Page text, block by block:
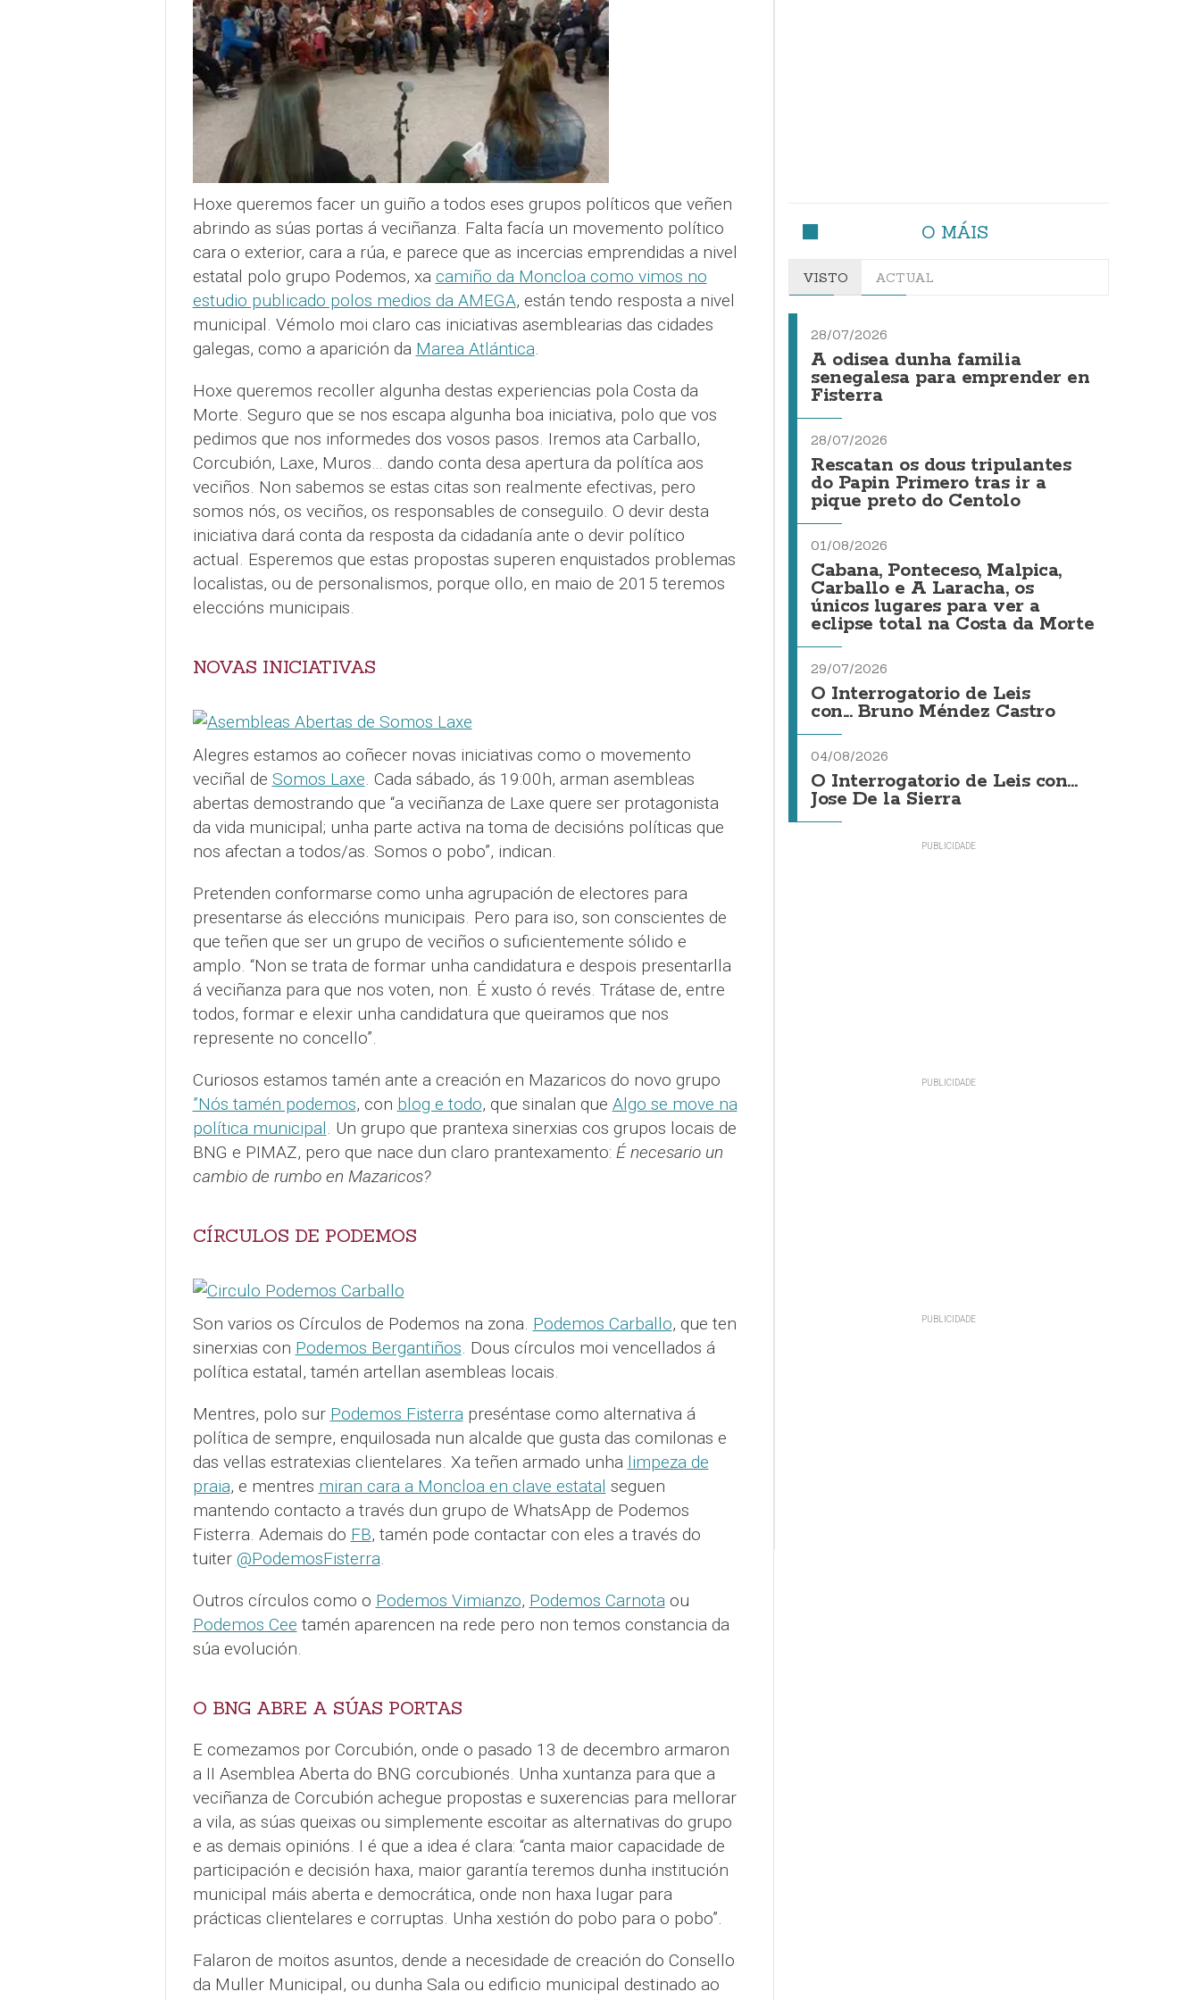
Hoxe queremos facer un guiño a todos eses grupos políticos que veñen
abrindo as súas portas á veciñanza. Falta facía un movemento político
cara o exterior, cara a rúa, e parece que as incercias emprendidas a nivel
estatal polo grupo Podemos, xa camiño da Moncloa como vimos no
estudio publicado polos medios da AMEGA, están tendo resposta a nivel
municipal. Vémolo moi claro cas iniciativas asemblearias das cidades
galegas, como a aparición da Marea Atlántica.
Hoxe queremos recoller algunha destas experiencias pola Costa da
Morte. Seguro que se nos escapa algunha boa iniciativa, polo que vos
pedimos que nos informedes dos vosos pasos. Iremos ata Carballo,
Corcubión, Laxe, Muros… dando conta desa apertura da polítíca aos
veciños. Non sabemos se estas citas son realmente efectivas, pero
somos nós, os veciños, os responsables de conseguilo. O devir desta
iniciativa dará conta da resposta da cidadanía ante o devir político
actual. Esperemos que estas propostas superen enquistados problemas
localistas, ou de personalismos, porque ollo, en maio de 2015 teremos
eleccións municipais.
NOVAS INICIATIVAS
Alegres estamos ao coñecer novas iniciativas como o movemento
veciñal de Somos Laxe. Cada sábado, ás 19:00h, arman asembleas
abertas demostrando que “a veciñanza de Laxe quere ser protagonista
da vida municipal; unha parte activa na toma de decisións políticas que
nos afectan a todos/as. Somos o pobo”, indican.
Pretenden conformarse como unha agrupación de electores para
presentarse ás eleccións municipais. Pero para iso, son conscientes de
que teñen que ser un grupo de veciños o suficientemente sólido e
amplo. “Non se trata de formar unha candidatura e despois presentarlla
á veciñanza para que nos voten, non. É xusto ó revés. Trátase de, entre
todos, formar e elexir unha candidatura que queiramos que nos
represente no concello”.
Curiosos estamos tamén ante a creación en Mazaricos do novo grupo
”Nós tamén podemos, con blog e todo, que sinalan que Algo se move na
política municipal. Un grupo que prantexa sinerxias cos grupos locais de
BNG e PIMAZ, pero que nace dun claro prantexamento: É necesario un
cambio de rumbo en Mazaricos?
CÍRCULOS DE PODEMOS
Son varios os Círculos de Podemos na zona. Podemos Carballo, que ten
sinerxias con Podemos Bergantiños. Dous círculos moi vencellados á
política estatal, tamén artellan asembleas locais.
Mentres, polo sur Podemos Fisterrapreséntase como alternativa á
política de sempre, enquilosada nun alcalde que gusta das comilonas e
das vellas estratexias clientelares. Xa teñen armado unha limpeza de
praia, e mentres miran cara a Moncloa en clave estatal seguen
mantendo contacto a través dun grupo de WhatsApp de Podemos
Fisterra. Ademais do FB, tamén pode contactar con eles a través do
tuiter @PodemosFisterra.
Outros círculos como o Podemos Vimianzo, Podemos Carnotaou
Podemos Cee tamén aparencen na rede pero non temos constancia da
súa evolución.
O BNG ABRE A SÚAS PORTAS
E comezamos por Corcubión, onde o pasado 13 de decembro armaron
a II Asemblea Aberta do BNG corcubionés. Unha xuntanza para que a
veciñanza de Corcubión achegue propostas e suxerencias para mellorar
a vila, as súas queixas ou simplemente escoitar as alternativas do grupo
e as demais opinións. I é que a idea é clara: “canta maior capacidade de
participación e decisión haxa, maior garantía teremos dunha institución
municipal máis aberta e democrática, onde non haxa lugar para
prácticas clientelares e corruptas. Unha xestión do pobo para o pobo”.
Falaron de moitos asuntos, dende a necesidade de creación do Consello
da Muller Municipal, ou dunha Sala ou edificio municipal destinado ao
O MÁIS
VISTO ACTUAL
28/07/2026
A odisea dunha familia
senegalesa para emprender en
Fisterra
28/07/2026
Rescatan os dous tripulantes
do Papin Primero tras ir a
pique preto do Centolo
01/08/2026
Cabana, Ponteceso, Malpica,
Carballo e A Laracha, os
únicos lugares para ver a
eclipse total na Costa da Morte
29/07/2026
O Interrogatorio de Leis
con... Bruno Méndez Castro
04/08/2026
O Interrogatorio de Leis con...
Jose De la Sierra